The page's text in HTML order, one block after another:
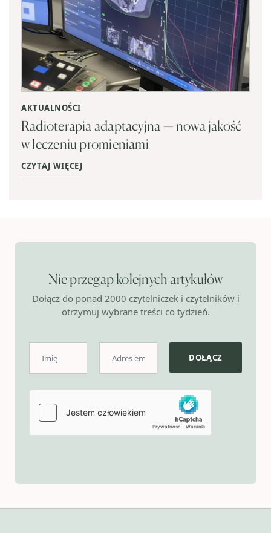
AKTUALNOŚCI
Radioterapia adaptacyjna — nowa jakość
w leczeniu promieniami
CZYTAJ WIĘCEJ
Nie przegap kolejnych artykułów
Dołącz do ponad 2000 czytelniczek i czytelników i
otrzymuj wybrane treści co tydzień.